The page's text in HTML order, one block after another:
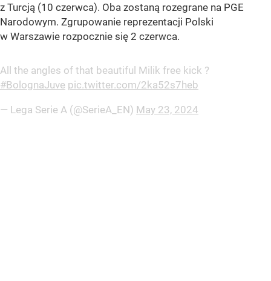
z Turcją (10 czerwca). Oba zostaną rozegrane na PGE
Narodowym. Zgrupowanie reprezentacji Polski
w Warszawie rozpocznie się 2 czerwca.
All the angles of that beautiful Milik free kick ?
#BolognaJuve pic.twitter.com/2ka52s7heb
— Lega Serie A (@SerieA_EN) May 23, 2024